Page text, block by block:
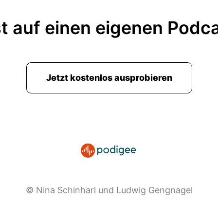
auf einen eigenen
Jetzt kostenlos ausprobieren
© Nina Schinharl und Ludwig Gengnagel